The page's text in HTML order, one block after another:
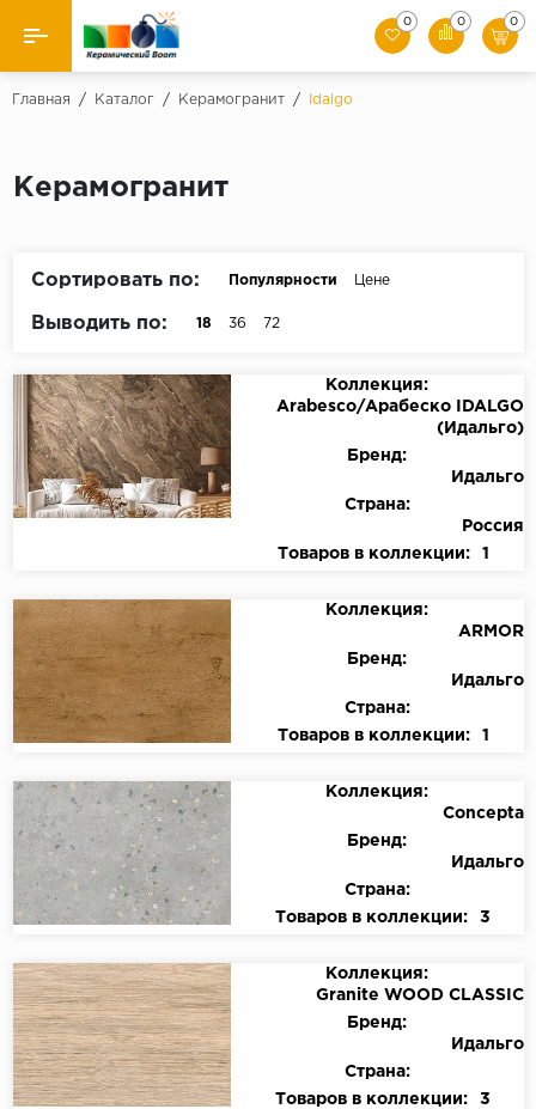
Назад
Керамическая плитка
Клинкер
0 0 0
Главная / Каталог / Керамогранит / Idalgo
Керамогранит
Сортировать по: Популярности Цене
Выводить по: 18 36 72
Коллекция:
Arabesco/Арабеско IDALGO
(Идальго)
Бренд:
Идальго
Страна:
Россия
Товаров в коллекции:
1
Коллекция:
ARMOR
Бренд:
Идальго
Страна:
Товаров в коллекции:
1
Коллекция:
Concepta
Бренд:
Идальго
Страна:
Товаров в коллекции:
3
Коллекция:
Granite WOOD CLASSIC
Бренд:
Идальго
Страна:
Товаров в коллекции:
3